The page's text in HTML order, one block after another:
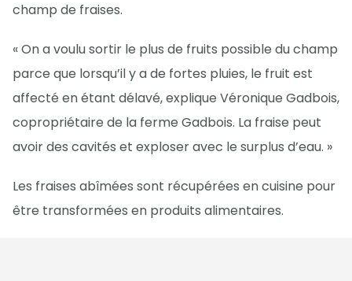
champ de fraises.
« On a voulu sortir le plus de fruits possible du champ
parce que lorsqu’il y a de fortes pluies, le fruit est
affecté en étant délavé, explique Véronique Gadbois,
copropriétaire de la ferme Gadbois. La fraise peut
avoir des cavités et exploser avec le surplus d’eau. »
Les fraises abîmées sont récupérées en cuisine pour
être transformées en produits alimentaires.